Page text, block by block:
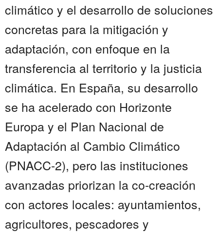
climático y el desarrollo de soluciones
concretas para la mitigación y
adaptación, con enfoque en la
transferencia al territorio y la justicia
climática. En España, su desarrollo
se ha acelerado con Horizonte
Europa y el Plan Nacional de
Adaptación al Cambio Climático
(PNACC-2), pero las instituciones
avanzadas priorizan la co-creación
con actores locales: ayuntamientos,
agricultores, pescadores y